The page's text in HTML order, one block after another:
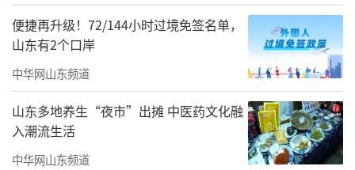
便捷再升级！72/144小时过境免签名单，
山东有2个口岸
中华网山东频道
山东多地养生“夜市”出摊 中医药文化融
入潮流生活
中华网山东频道